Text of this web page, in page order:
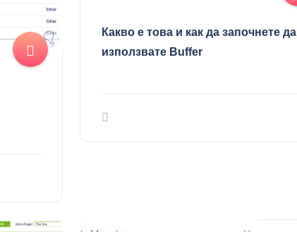
Какво е това и как да започнете да
използвате Buffer